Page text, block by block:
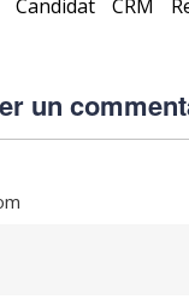
Candidat CRM
un